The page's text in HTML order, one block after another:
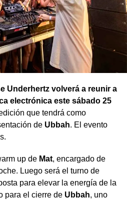
que en los próximos
completa.
Underhertz volverá a reunir a
electrónica este sábado 25
que tendrá como
de Ubbah. El evento
up de Mat, encargado de
Luego será el turno de
para elevar la energía de la
para el cierre de Ubbah, uno